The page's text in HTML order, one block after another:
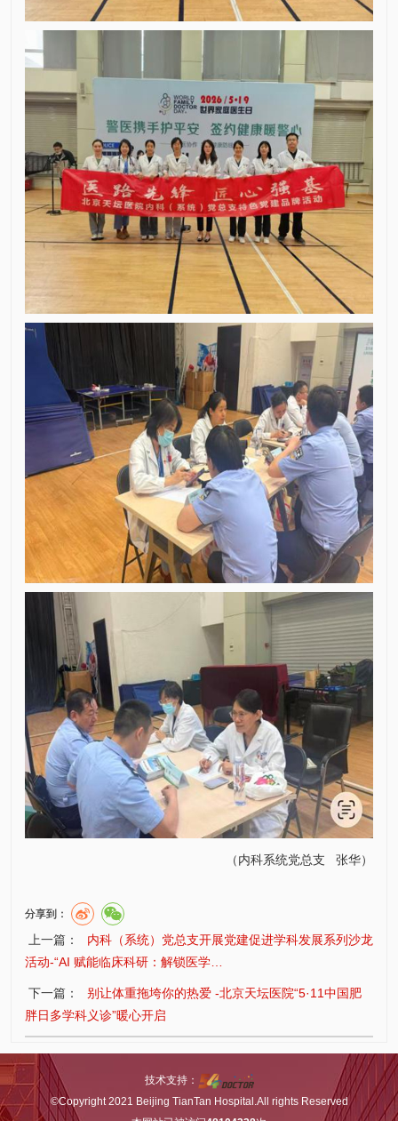
（内科系统党总支张华）
分享到：
上一篇：
内科（系统）党总支开展党建促进学科发展系列沙龙
活动-“AI 赋能临床科研：解锁医学…
下一篇：
别让体重拖垮你的热爱 -北京天坛医院“5·11中国肥
胖日多学科义诊”暖心开启
技术支持：
©Copyright 2021 Beijing TianTan Hospital.All rights Reserved